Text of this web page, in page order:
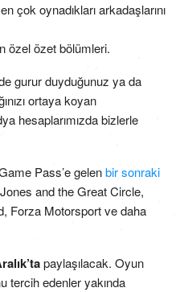
çok oynadıkları arkadaşlarını
özel özet bölümleri.
gurur duyduğunuz ya da
ortaya koyan
hesaplarımızda bizlerle
Pass’e gelenbir sonraki
and the Great Circle,
Forza Motorsport ve daha
paylaşılacak. Oyun
tercih edenler yakında